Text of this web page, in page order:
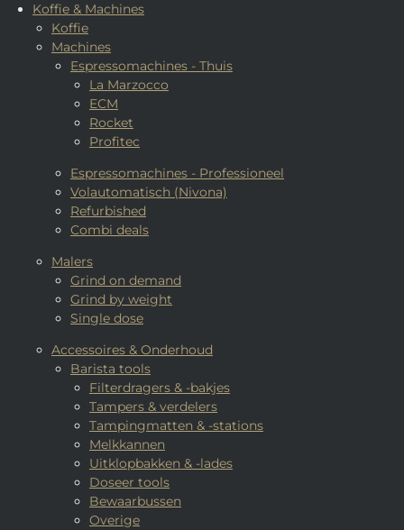
Koffie & Machines
Koffie
Machines
Espressomachines - Thuis
La Marzocco
ECM
Rocket
Profitec
Espressomachines - Professioneel
Volautomatisch (Nivona)
Refurbished
Combi deals
Malers
Grind on demand
Grind by weight
Single dose
Accessoires & Onderhoud
Barista tools
Filterdragers & -bakjes
Tampers & verdelers
Tampingmatten & -stations
Melkkannen
Uitklopbakken & -lades
Doseer tools
Bewaarbussen
Overige